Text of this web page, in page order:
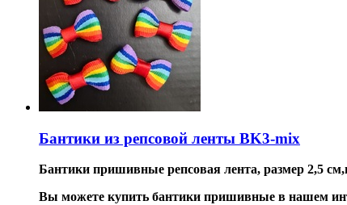
Бантики из репсовой ленты BK3-mix
Бантики пришивные репсовая лента, размер 2,5
Вы можете купить бантики пришивные в нашем